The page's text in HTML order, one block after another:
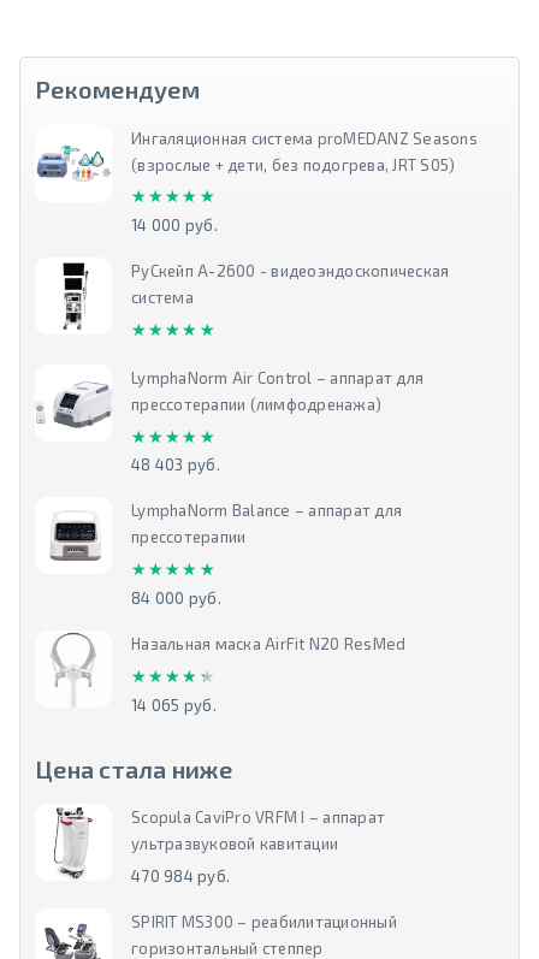
Рекомендуем
Ингаляционная система proMEDANZ Seasons
(взрослые + дети, без подогрева, JRT S05)
★★★★★
★★★★★
14 000 руб.
РуСкейп А-2600 - видеоэндоскопическая
система
★★★★★
★★★★★
LymphaNorm Air Control – аппарат для
прессотерапии (лимфодренажа)
★★★★★
★★★★★
48 403 руб.
LymphaNorm Balance – аппарат для
прессотерапии
★★★★★
★★★★★
84 000 руб.
Назальная маска AirFit N20 ResMed
★★★★★
★★★★★
14 065 руб.
Цена стала ниже
Scopula CaviPro VRFM I – аппарат
ультразвуковой кавитации
470 984 руб.
SPIRIT MS300 – реабилитационный
горизонтальный степпер